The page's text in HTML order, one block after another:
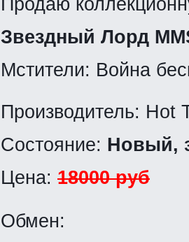
Звездный Лорд
Мстители: Война
Производитель: Hot
Состояние: Новый,
Цена: 18000 руб
Обмен: